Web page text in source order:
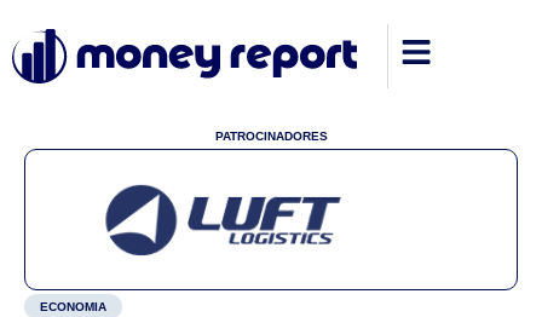
PATROCINADORES
ECONOMIA